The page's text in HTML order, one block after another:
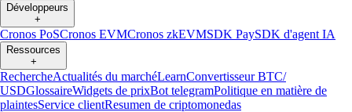
Développeurs
+
Cronos PoSCronos EVMCronos zkEVMSDK PaySDK d'agent IA
Ressources
+
RechercheActualités du marchéLearnConvertisseur BTC/
USDGlossaireWidgets de prixBot telegramPolitique en matière de
plaintesService clientResumen de criptomonedas